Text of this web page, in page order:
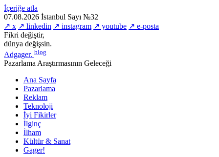
İçeriğe atla
07.08.2026 İstanbul Sayı №32
↗ x ↗ linkedin ↗ instagram ↗ youtube ↗ e-posta
Fikri değiştir,
dünya değişsin.
Adgager. blog
Pazarlama Araştırmasının Geleceği
Ana Sayfa
Pazarlama
Reklam
Teknoloji
İyi Fikirler
İlginç
İlham
Kültür & Sanat
Gager!